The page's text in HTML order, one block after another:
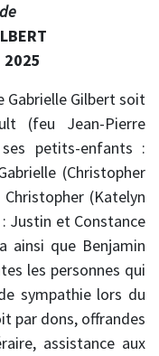
Gabrielle Gilbert soit
(feu Jean-Pierre
petits-enfants :
(Christopher
(Katelyn
Justin et Constance
ainsi que Benjamin
les personnes qui
sympathie lors du
par dons, offrandes
assistance aux